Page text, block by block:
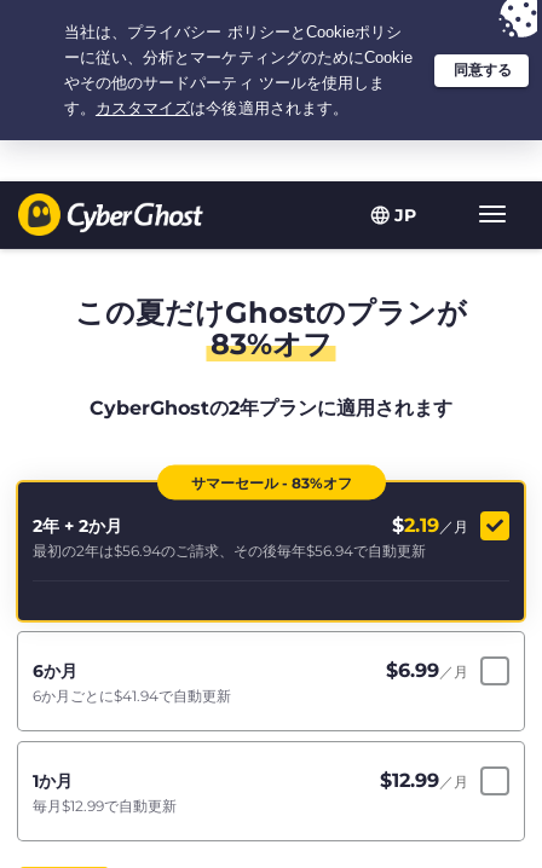
JP
ト
グ
選択プラン：2.1666666666667年間 $ 2.19 /月の 大特価
この夏だけGhostのプランが
83%オフ
CyberGhostの2年プランに適用されます
サマーセール - 83%オフ
2年 + 2か月 $2.19 ／月
最初の2年は$56.94のご請求、その後毎年$56.94で自動更新
6か月 $6.99 ／月
6か月ごとに$41.94で自動更新
1か月 $12.99 ／月
毎月$12.99で自動更新